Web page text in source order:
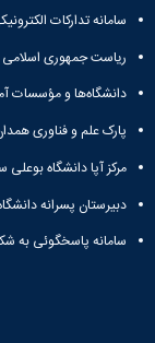
سامانه تدارکات
ریاست جمهوری اسلامی
دانشگاه‌ها و مؤسسات
پارک علم و فناوری
مرکز آپا دانشگاه بوعلی
دبیرستان پسرانه
سامانه پاسخگوئی به